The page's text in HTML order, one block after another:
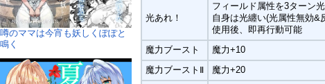
光あれ！
フィールド属性を3ターン光
自身は光纏い(光属性無効&
使用後、即再行動可能
魔力ブースト
魔力+10
魔力ブーストⅡ
魔力+20
噂のママは今宵も妖しくぽぽと
鳴く